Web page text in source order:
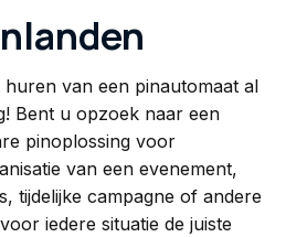
huren van een pinautomaat al
Bent u opzoek naar een
pinoplossing voor
van een evenement,
tijdelijke campagne of andere
iedere situatie de juiste